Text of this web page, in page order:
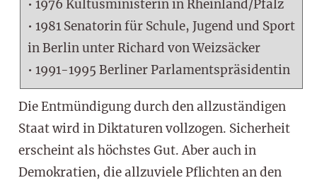
• 1976 Kultusministerin in Rheinland/Pfalz
• 1981 Senatorin für Schule, Jugend und Sport
in Berlin unter Richard von Weizsäcker
• 1991-1995 Berliner Parlamentspräsidentin
Die Entmündigung durch den allzuständigen
Staat wird in Diktaturen vollzogen. Sicherheit
erscheint als höchstes Gut. Aber auch in
Demokratien, die allzuviele Pflichten an den